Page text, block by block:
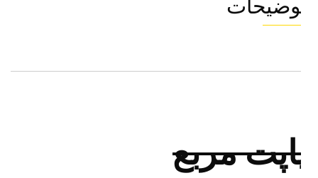
مربع